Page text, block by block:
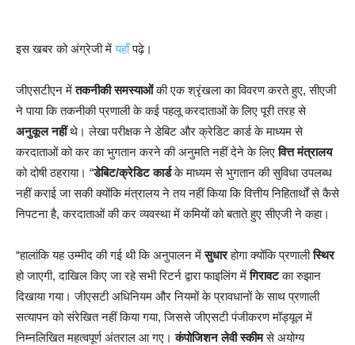
इस खबर को अंग्रेजी मेंयहाँपढ़े।
जीएसटीएन मेंतकनीकी समस्याओंकी एक श्रृंखला का विवरण करते हुए, सीएजी
ने पाया कि तकनीकी प्रणाली के कई पहलू करदाताओं के लिए पूरी तरह से
अनुकूल नहींथे। लेखा परीक्षक ने डेबिट और क्रेडिट कार्ड के माध्यम से
करदाताओं को कर का भुगतान करने की अनुमति नहीं देने के लिएवित्त मंत्रालय
को दोषी ठहराया। “डेबिट/क्रेडिट कार्डके माध्यम से भुगतान की सुविधा उपलब्ध
नहीं कराई जा सकी क्योंकि मंत्रालय ने तय नहीं किया कि वित्तीय निहितार्थों से कैसे
निपटना है, करदाताओं की कर व्यवस्था में कमियों को बताते हुए सीएजी ने कहा।
“हालांकि यह उम्मीद की गई थी कि अनुपालन मेंसुधारहोगा क्योंकि प्रणालीस्थिर
हो जाएगी, दाखिल किए जा रहे सभी रिटर्न द्वारा फाइलिंग मेंगिरावटका रुझान
दिखाया गया। जीएसटी अधिनियम और नियमों के प्रावधानों के साथ प्रणाली
सत्यापन को संरेखित नहीं किया गया, जिससे जीएसटी पंजीकरण मॉड्यूल में
निम्नलिखित महत्वपूर्ण अंतराल आ गए।कंपोजिशन लेवी स्कीमसे अयोग्य